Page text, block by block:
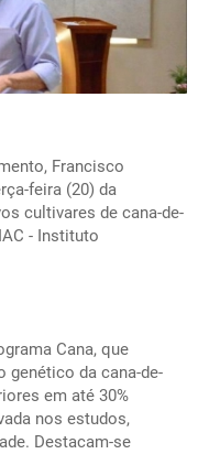
Francisco
feira (20) da
cultivares de cana-de-
- Instituto
Cana, que
genético da cana-de-
em até 30%
nos estudos,
Destacam-se